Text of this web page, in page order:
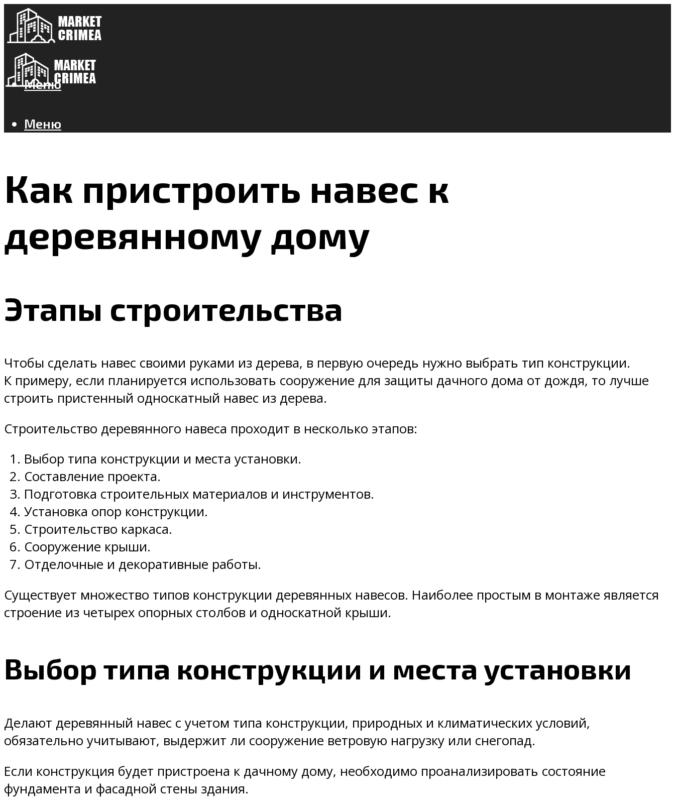
Меню
Меню
Как пристроить навес к
деревянному дому
Этапы строительства
Чтобы сделать навес своими руками из дерева, в первую очередь нужно выбрать тип конструкции.
К примеру, если планируется использовать сооружение для защиты дачного дома от дождя, то лучше
строить пристенный односкатный навес из дерева.
Строительство деревянного навеса проходит в несколько этапов:
Выбор типа конструкции и места установки.
Составление проекта.
Подготовка строительных материалов и инструментов.
Установка опор конструкции.
Строительство каркаса.
Сооружение крыши.
Отделочные и декоративные работы.
Существует множество типов конструкции деревянных навесов. Наиболее простым в монтаже является
строение из четырех опорных столбов и односкатной крыши.
Выбор типа конструкции и места установки
Делают деревянный навес с учетом типа конструкции, природных и климатических условий,
обязательно учитывают, выдержит ли сооружение ветровую нагрузку или снегопад.
Если конструкция будет пристроена к дачному дому, необходимо проанализировать состояние
фундамента и фасадной стены здания.